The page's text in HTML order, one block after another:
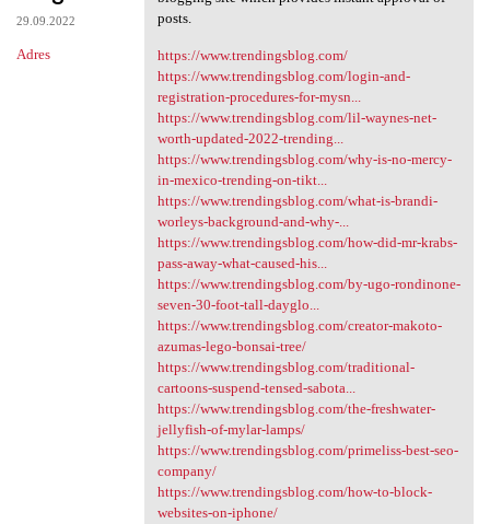
29.09.2022
Adres
posts.
https://www.trendingsblog.com/
https://www.trendingsblog.com/login-and-
registration-procedures-for-mysn...
https://www.trendingsblog.com/lil-waynes-net-
worth-updated-2022-trending...
https://www.trendingsblog.com/why-is-no-mercy-
in-mexico-trending-on-tikt...
https://www.trendingsblog.com/what-is-brandi-
worleys-background-and-why-...
https://www.trendingsblog.com/how-did-mr-krabs-
pass-away-what-caused-his...
https://www.trendingsblog.com/by-ugo-rondinone-
seven-30-foot-tall-dayglo...
https://www.trendingsblog.com/creator-makoto-
azumas-lego-bonsai-tree/
https://www.trendingsblog.com/traditional-
cartoons-suspend-tensed-sabota...
https://www.trendingsblog.com/the-freshwater-
jellyfish-of-mylar-lamps/
https://www.trendingsblog.com/primeliss-best-seo-
company/
https://www.trendingsblog.com/how-to-block-
websites-on-iphone/